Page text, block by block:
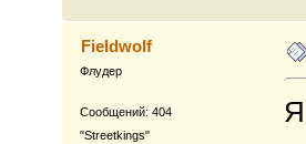
Fieldwolf
Флудер
Сообщений: 404
"Streetkings"